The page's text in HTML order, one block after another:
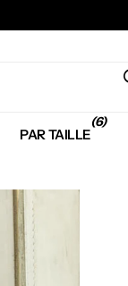
PAR TAILLE
(6)